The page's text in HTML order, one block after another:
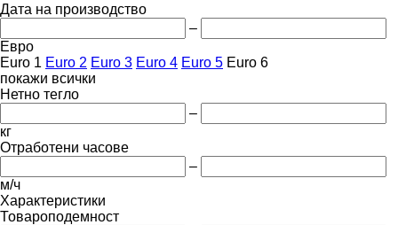
Дата на производство
–
Евро
Euro 1 Euro 2 Euro 3 Euro 4 Euro 5 Euro 6
покажи всички
Нетно тегло
–
кг
Отработени часове
–
м/ч
Характеристики
Товароподемност